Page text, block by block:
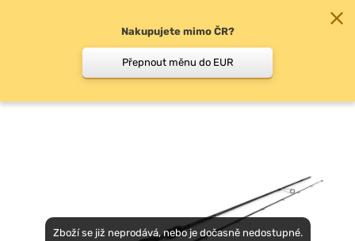
Klasické přívlačové pruty
Zboží se již neprodává, nebo je dočasně nedostupné.
Nakupujete mimo ČR?
Přepnout měnu do EUR